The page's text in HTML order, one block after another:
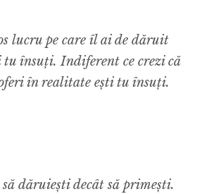
lucru pe care îl ai de dăruit
tu însuți. Indiferent ce crezi că
în realitate ești tu însuți.
dăruiești decât să primești.